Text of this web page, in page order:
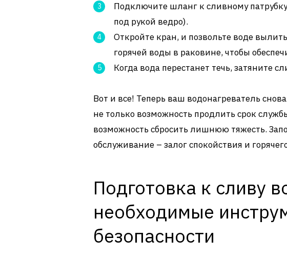
Подключите шланг к сливному
под рукой ведро).
Откройте кран, и позвольте воде
горячей воды в раковине, чтобы
Когда вода перестанет течь, затяните
Вот и все! Теперь ваш водонагреватель
не только возможность продлить срок
возможность сбросить лишнюю тяжесть.
обслуживание – залог спокойствия и
Подготовка к сливу
необходимые
безопасности